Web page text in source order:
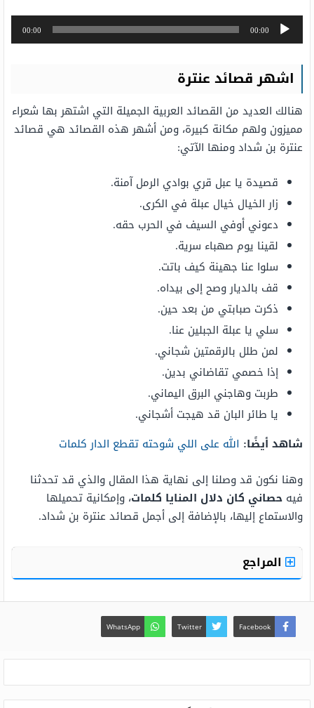
مشغل
الصوت
00:00
00:00
اشهر قصائد عنترة
هنالك العديد من القصائد العربية الجميلة التي اشتهر بها شعراء
مميزون ولهم مكانة كبيرة، ومن أشهر هذه القصائد هي قصائد
عنترة بن شداد ومنها الآتي:
قصيدة يا عبل قري بوادي الرمل آمنة.
زار الخيال خيال عبلة في الكرى.
دعوني أوفي السيف في الحرب حقه.
لقينا يوم صهباء سرية.
سلوا عنا جهينة كيف باتت.
قف بالديار وصح إلى بيداه.
ذكرت صبابتي من بعد حين.
سلي يا عبلة الجبلين عنا.
لمن طلل بالرقمتين شجاني.
إذا خصمي تقاضاني بدين.
طربت وهاجني البرق اليماني.
يا طائر البان قد هيجت أشجاني.
شاهد أيضًا: الله على اللي شوحته تقطع الدار كلمات
وهنا نكون قد وصلنا إلى نهاية هذا المقال والذي قد تحدثنا
فيه حصاني كان دلال المنايا كلمات، وإمكانية تحميلها
والاستماع إليها، بالإضافة إلى أجمل قصائد عنترة بن شداد.
المراجع
Facebook
Twitter
WhatsApp